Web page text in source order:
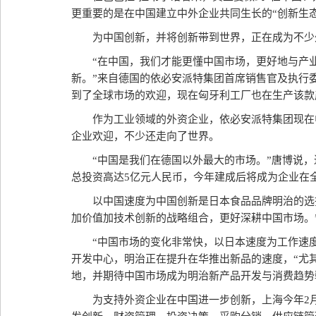
更重要的是在中国建立中外企业共同生长的“创新生
为中国创新，并将创新带到世界，正在成为不
“在中国，我们才能更懂中国市场，更好地与
新。”来自德国的依必安派特集团首席销售官及执
到了全球市场的欢迎，现在匈牙利工厂也在生产该
作为工业领域的外资企业，依必安派特集团现
企业欢迎，不少还走向了世界。
“中国是我们在德国以外最大的市场。”唐博说
总投资高达5亿元人民币，今年建成后将成为企业在
以中国速度为中国创新是日本食品品牌明治的
加价值加技术创新的战略组合，更好深耕中国市场
“中国市场的变化非常快，以日本速度为工作
开发中心，明治正在提升在华推出新品的速度，“
地，并期待中国市场成为明治新产品开发与消费趋
为支持外资企业在中国进一步创新，上海今年